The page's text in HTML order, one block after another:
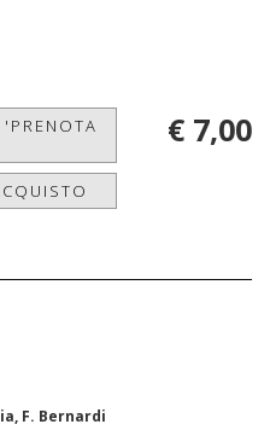
€ 7,00
F. Bernardi